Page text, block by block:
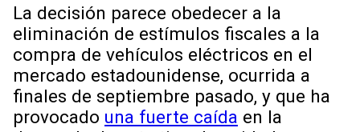
La decisión parece obedecer a la
eliminación de estímulos fiscales a la
compra de vehículos eléctricos en el
mercado estadounidense, ocurrida a
finales de septiembre pasado, y que ha
provocado una fuerte caída en la